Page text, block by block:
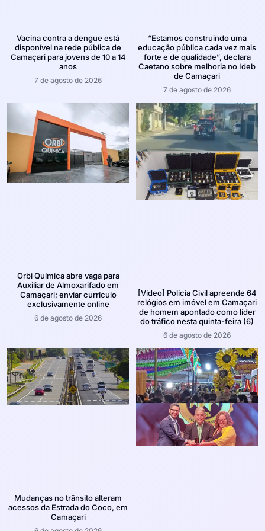
Vacina contra a dengue está
disponível na rede pública de
Camaçari para jovens de 10 a 14
anos
7 de agosto de 2026
“Estamos construindo uma
educação pública cada vez mais
forte e de qualidade”, declara
Caetano sobre melhoria no Ideb
de Camaçari
7 de agosto de 2026
Orbi Química abre vaga para
Auxiliar de Almoxarifado em
Camaçari; enviar currículo
exclusivamente online
6 de agosto de 2026
[Vídeo] Polícia Civil apreende 64
relógios em imóvel em Camaçari
de homem apontado como líder
do tráfico nesta quinta-feira (6)
6 de agosto de 2026
Mudanças no trânsito alteram
acessos da Estrada do Coco, em
Camaçari